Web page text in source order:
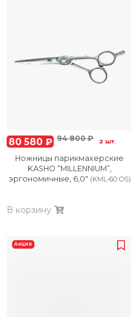
80 580 ₽ 94 800 ₽ 2 шт.
Ножницы парикмахерские
KASHO “MILLENNIUM”,
эргономичные, 6,0″ (KML-60 OS)
В корзину
Акция